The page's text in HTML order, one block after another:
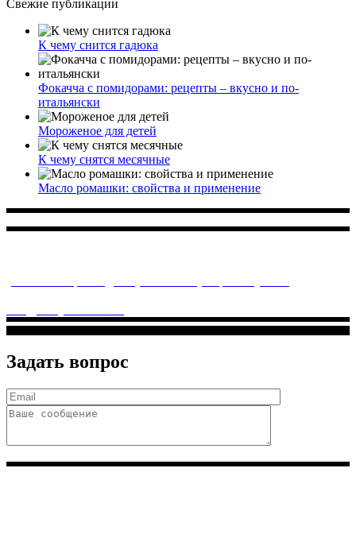
Свежие публикации
К чему снится гадюка
Фокачча с помидорами: рецепты – вкусно и по-
итальянски
Мороженое для детей
К чему снятся месячные
Масло ромашки: свойства и применение
Задать вопрос